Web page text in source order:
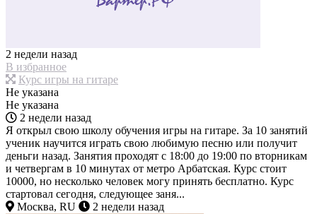
2 недели назад
В избранное
Курс игры на гитаре
Не указана
Не указана
2 недели назад
Я открыл свою школу обучения игры на гитаре. За 10 занятий
ученик научится играть свою любимую песню или получит
деньги назад. Занятия проходят с 18:00 до 19:00 по вторникам
и четвергам в 10 минутах от метро Арбатская. Курс стоит
10000, но несколько человек могу принять бесплатно. Курс
стартовал сегодня, следующее заня...
Москва, RU
2 недели назад